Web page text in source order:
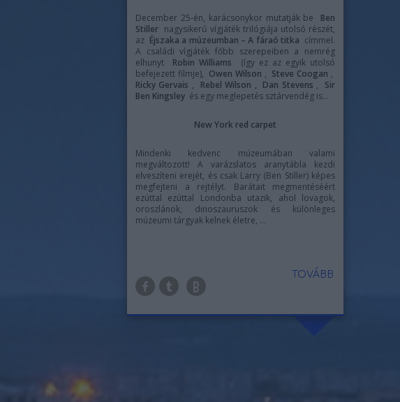
December 25-én, karácsonykor mutatják be Ben
Stiller nagysikerű vígjáték trilógiája utolsó részét,
az Éjszaka a múzeumban – A fáraó titka címmel.
A családi vígjáték főbb szerepeiben a nemrég
elhunyt Robin Williams
(így ez az egyik utolsó
befejezett filmje), Owen Wilson , Steve Coogan ,
Ricky Gervais , Rebel Wilson , Dan Stevens , Sir
Ben Kingsley és egy meglepetés sztárvendég is…
New York red carpet
Mindenki kedvenc múzeumában valami
megváltozott! A varázslatos aranytábla kezdi
elveszíteni erejét, és csak Larry (Ben Stiller) képes
megfejteni a rejtélyt. Barátait megmentéséért
ezúttal ezúttal Londonba utazik, ahol lovagok,
oroszlánok, dinoszauruszok és különleges
múzeumi tárgyak kelnek életre, ...
TOVÁBB